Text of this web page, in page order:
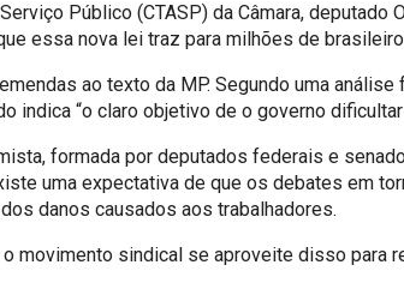
Público (CTASP) da Câmara, deputado
essa nova lei traz para milhões de
ao texto da MP. Segundo uma
indica “o claro objetivo de o governo
formada por deputados federais e
uma expectativa de que os debates em
danos causados aos trabalhadores.
movimento sindical se aproveite disso para